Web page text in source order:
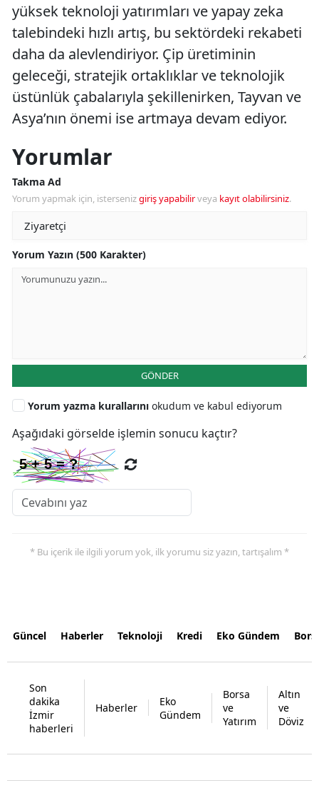
yüksek teknoloji yatırımları ve yapay zeka
talebindeki hızlı artış, bu sektördeki rekabeti
daha da alevlendiriyor. Çip üretiminin
geleceği, stratejik ortaklıklar ve teknolojik
üstünlük çabalarıyla şekillenirken, Tayvan ve
Asya’nın önemi ise artmaya devam ediyor.
Yorumlar
Takma Ad
Yorum yapmak için, istersenizgiriş yapabilirveya kayıt olabilirsiniz.
Yorum Yazın (500 Karakter)
GÖNDER
Yorum yazma kurallarını okudum ve kabul ediyorum
Aşağıdaki görselde işlemin sonucu kaçtır?
* Bu içerik ile ilgili yorum yok, ilk yorumu siz yazın, tartışalım *
Güncel Haberler Teknoloji Kredi Eko Gündem
Son
dakika
İzmir
haberleri
Haberler
Eko
Gündem
Borsa
ve
Yatırım
Altın
ve
Döviz